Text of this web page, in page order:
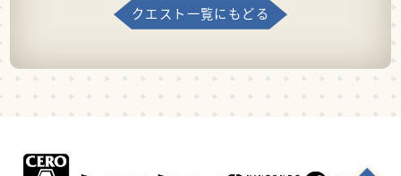
クエスト一覧にもどる